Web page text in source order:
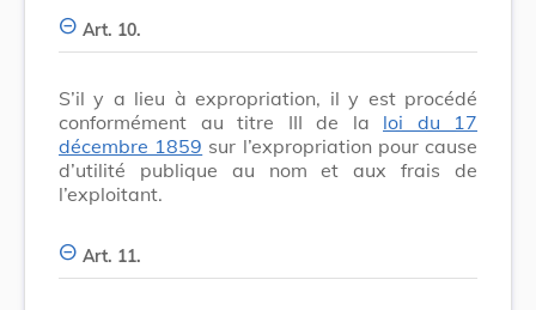
Art. 10.
S’il y a lieu à expropriation, il y est procédé
conformément au titre III de la loi du 17
décembre 1859 sur l’expropriation pour cause
d’utilité publique au nom et aux frais de
l’exploitant.
Art. 11.